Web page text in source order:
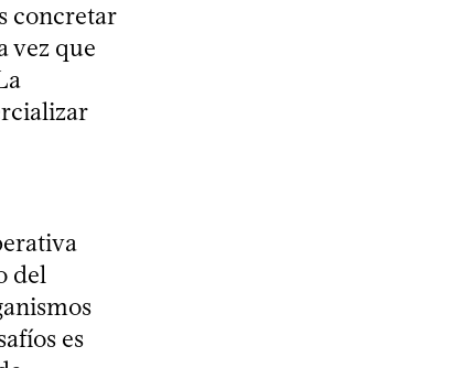
concretar
vez que
del
es